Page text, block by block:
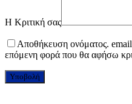
Η Κριτική σας
Αποθήκευση ονόματος. email
επόμενη φορά που θα αφήσω